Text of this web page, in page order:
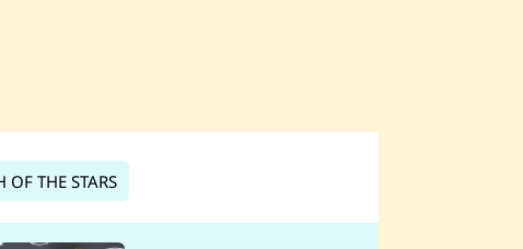
Prima Lajk
OF THE STARS